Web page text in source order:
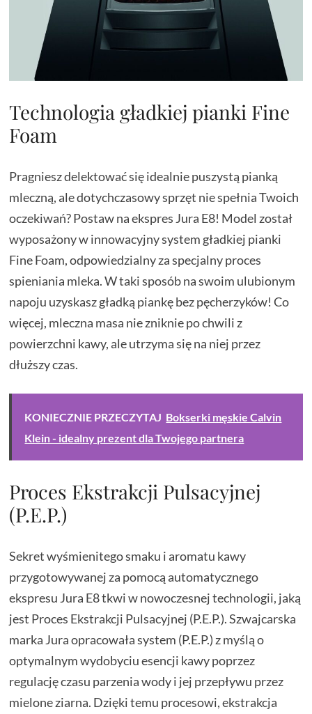
Technologia gładkiej pianki Fine
Foam
Pragniesz delektować się idealnie puszystą pianką
mleczną, ale dotychczasowy sprzęt nie spełnia Twoich
oczekiwań? Postaw na ekspres Jura E8! Model został
wyposażony w innowacyjny system gładkiej pianki
Fine Foam, odpowiedzialny za specjalny proces
spieniania mleka. W taki sposób na swoim ulubionym
napoju uzyskasz gładką piankę bez pęcherzyków! Co
więcej, mleczna masa nie zniknie po chwili z
powierzchni kawy, ale utrzyma się na niej przez
dłuższy czas.
KONIECZNIE PRZECZYTAJ Bokserki męskie Calvin
Klein - idealny prezent dla Twojego partnera
Proces Ekstrakcji Pulsacyjnej
(P.E.P.)
Sekret wyśmienitego smaku i aromatu kawy
przygotowywanej za pomocą automatycznego
ekspresu Jura E8 tkwi w nowoczesnej technologii, jaką
jest Proces Ekstrakcji Pulsacyjnej (P.E.P.). Szwajcarska
marka Jura opracowała system (P.E.P.) z myślą o
optymalnym wydobyciu esencji kawy poprzez
regulację czasu parzenia wody i jej przepływu przez
mielone ziarna. Dzięki temu procesowi, ekstrakcja